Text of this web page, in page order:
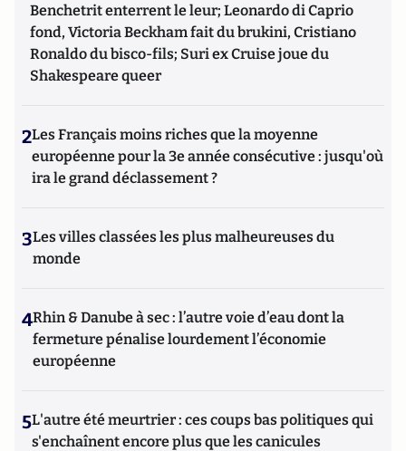
Benchetrit enterrent le leur; Leonardo di Caprio
fond, Victoria Beckham fait du brukini, Cristiano
Ronaldo du bisco-fils; Suri ex Cruise joue du
Shakespeare queer
2Les Français moins riches que la moyenne
européenne pour la 3e année consécutive : jusqu'où
ira le grand déclassement ?
3Les villes classées les plus malheureuses du
monde
4Rhin & Danube à sec : l’autre voie d’eau dont la
fermeture pénalise lourdement l’économie
européenne
5L'autre été meurtrier : ces coups bas politiques qui
s'enchaînent encore plus que les canicules